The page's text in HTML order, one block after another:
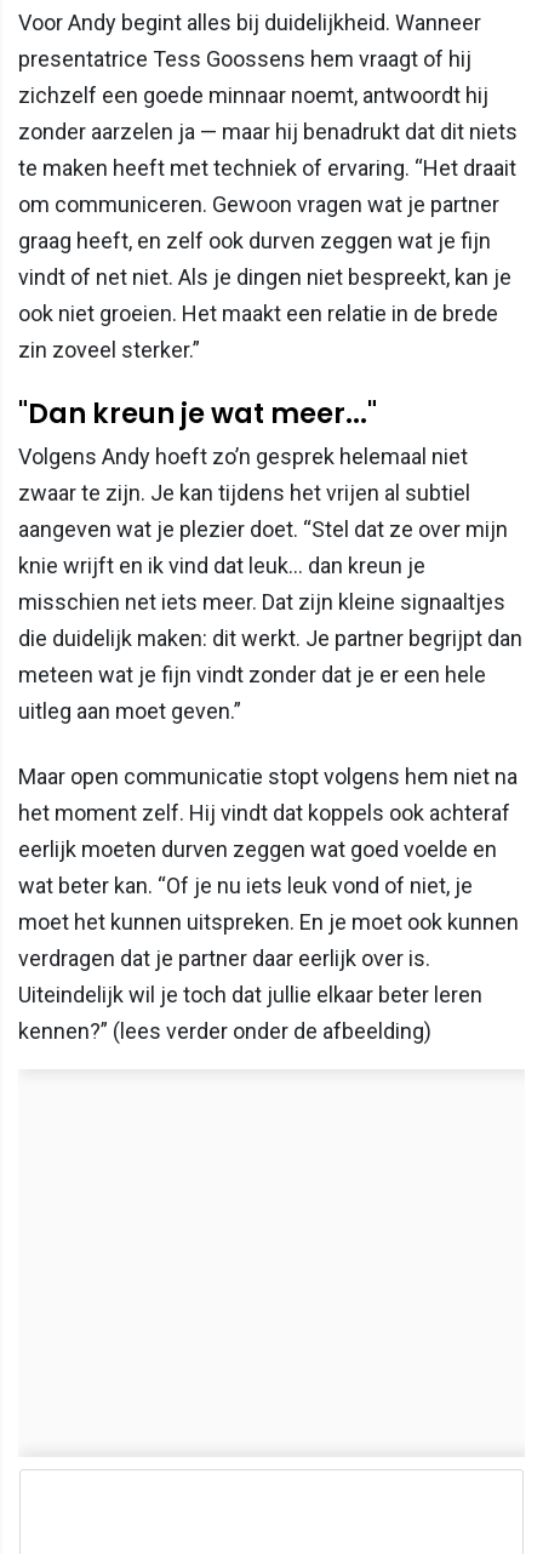
Voor Andy begint alles bij duidelijkheid. Wanneer
presentatrice Tess Goossens hem vraagt of hij
zichzelf een goede minnaar noemt, antwoordt hij
zonder aarzelen ja — maar hij benadrukt dat dit niets
te maken heeft met techniek of ervaring. “Het draait
om communiceren. Gewoon vragen wat je partner
graag heeft, en zelf ook durven zeggen wat je fijn
vindt of net niet. Als je dingen niet bespreekt, kan je
ook niet groeien. Het maakt een relatie in de brede
zin zoveel sterker.”
"Dan kreun je wat meer..."
Volgens Andy hoeft zo’n gesprek helemaal niet
zwaar te zijn. Je kan tijdens het vrijen al subtiel
aangeven wat je plezier doet. “Stel dat ze over mijn
knie wrijft en ik vind dat leuk… dan kreun je
misschien net iets meer. Dat zijn kleine signaaltjes
die duidelijk maken: dit werkt. Je partner begrijpt dan
meteen wat je fijn vindt zonder dat je er een hele
uitleg aan moet geven.”
Maar open communicatie stopt volgens hem niet na
het moment zelf. Hij vindt dat koppels ook achteraf
eerlijk moeten durven zeggen wat goed voelde en
wat beter kan. “Of je nu iets leuk vond of niet, je
moet het kunnen uitspreken. En je moet ook kunnen
verdragen dat je partner daar eerlijk over is.
Uiteindelijk wil je toch dat jullie elkaar beter leren
kennen?” (lees verder onder de afbeelding)